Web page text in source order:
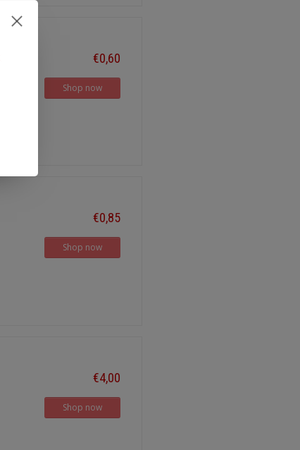
€0,60
Shop now
€0,85
Shop now
€4,00
Shop now